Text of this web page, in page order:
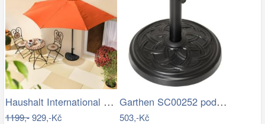
Haushalt International Slunečník…
1199,-929,-Kč
Garthen SC00252 podstavec na slunečník…
503,-Kč